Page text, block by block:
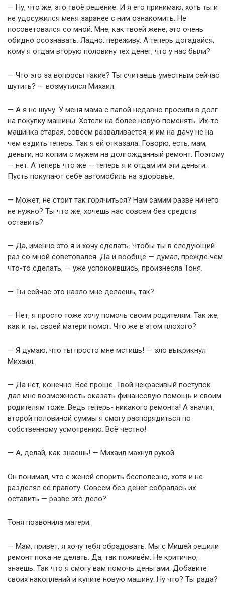
— Ну, что же, это твоё решение. И я его принимаю, хоть ты и
не удосужился меня заранее с ним ознакомить. Не
посоветовался со мной. Мне, как твоей жене, это очень
обидно осознавать. Ладно, переживу. А теперь догадайся,
кому я отдам вторую половину тех денег, что у нас были?
— Что это за вопросы такие? Ты считаешь уместным сейчас
шутить? — возмутился Михаил.
— А я не шучу. У меня мама с папой недавно просили в долг
на покупку машины. Хотели на более новую поменять. Их-то
машинка старая, совсем разваливается, и им на дачу не на
чем ездить теперь. Так я ей отказала. Говорю, есть, мам,
деньги, но копим с мужем на долгожданный ремонт. Поэтому
— нет. А теперь что же — теперь я и отдам им эти деньги.
Пусть покупают себе автомобиль на здоровье.
— Может, не стоит так горячиться? Нам самим разве ничего
не нужно? Ты что же, хочешь нас совсем без средств
оставить?
— Да, именно это я и хочу сделать. Чтобы ты в следующий
раз со мной советовался. Да и вообще — думал, прежде чем
что-то сделать, — уже успокоившись, произнесла Тоня.
— Ты сейчас это назло мне делаешь, так?
— Нет, я просто тоже хочу помочь своим родителям. Так же,
как и ты, своей матери помог. Что же в этом плохого?
— Я думаю, что ты просто мне мстишь! — зло выкрикнул
Михаил.
— Да нет, конечно. Всё проще. Твой некрасивый поступок
дал мне возможность оказать финансовую помощь и своим
родителям тоже. Ведь теперь- никакого ремонта! А значит,
второй половиной суммы я смогу распорядиться по
собственному усмотрению. Всё честно!
— А, делай, как знаешь! — Михаил махнул рукой.
Он понимал, что с женой спорить бесполезно, хотя и не
разделял её правоту. Совсем без денег собралась их
оставить — разве это дело?
Тоня позвонила матери.
— Мам, привет, я хочу тебя обрадовать. Мы с Мишей решили
ремонт пока не делать. Да, так поживём. Не критично,
знаешь. Так что я смогу вам помочь деньгами. Добавите
своих накоплений и купите новую машину. Ну что? Ты рада?